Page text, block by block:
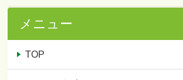
メニュー
TOP